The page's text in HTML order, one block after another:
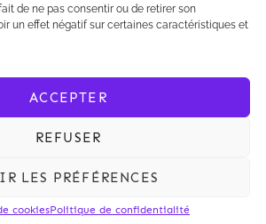
de ne pas consentir ou de retirer son
un effet négatif sur certaines caractéristiques et
ACCEPTER
REFUSER
LES PRÉFÉRENCES
cookiesPolitique de confidentialité
du 20 janvier 2014, le Conseil
qu'une décision de non
déclaration au titre de la Loi sur
pas une décision ayant une
pas à être soumise à une
et de participation du